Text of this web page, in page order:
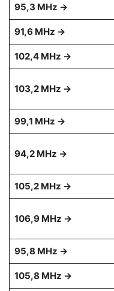
95,3 MHz →
91,6 MHz →
102,4 MHz →
103,2 MHz →
99,1 MHz →
94,2 MHz →
105,2 MHz →
106,9 MHz →
95,8 MHz →
105,8 MHz →